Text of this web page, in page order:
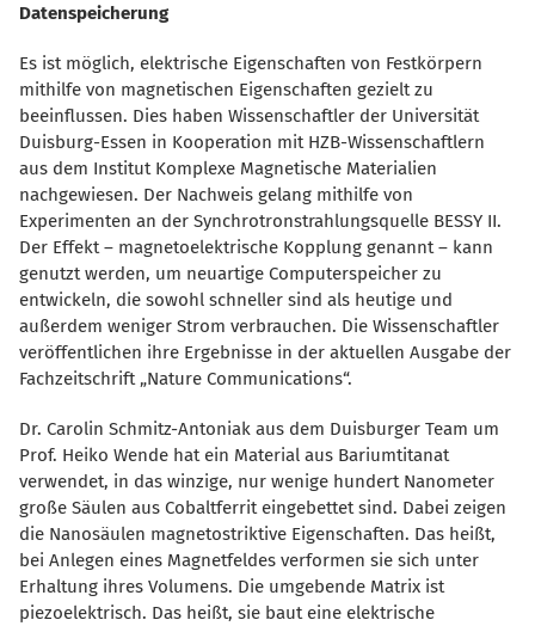
Datenspeicherung
Es ist möglich, elektrische Eigenschaften von Festkörpern
mithilfe von magnetischen Eigenschaften gezielt zu
beeinflussen. Dies haben Wissenschaftler der Universität
Duisburg-Essen in Kooperation mit HZB-Wissenschaftlern
aus dem Institut Komplexe Magnetische Materialien
nachgewiesen. Der Nachweis gelang mithilfe von
Experimenten an der Synchrotronstrahlungsquelle BESSY II.
Der Effekt – magnetoelektrische Kopplung genannt – kann
genutzt werden, um neuartige Computerspeicher zu
entwickeln, die sowohl schneller sind als heutige und
außerdem weniger Strom verbrauchen. Die Wissenschaftler
veröffentlichen ihre Ergebnisse in der aktuellen Ausgabe der
Fachzeitschrift „Nature Communications“.
Dr. Carolin Schmitz-Antoniak aus dem Duisburger Team um
Prof. Heiko Wende hat ein Material aus Bariumtitanat
verwendet, in das winzige, nur wenige hundert Nanometer
große Säulen aus Cobaltferrit eingebettet sind. Dabei zeigen
die Nanosäulen magnetostriktive Eigenschaften. Das heißt,
bei Anlegen eines Magnetfeldes verformen sie sich unter
Erhaltung ihres Volumens. Die umgebende Matrix ist
piezoelektrisch. Das heißt, sie baut eine elektrische